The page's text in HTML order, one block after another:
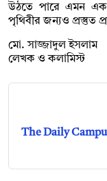
উঠতে পারে এমন এক
পৃথিবীর জন্যও প্রস্তুত
মো. সাজ্জাদুল ইসলাম
লেখক ও কলামিস্ট
The Daily